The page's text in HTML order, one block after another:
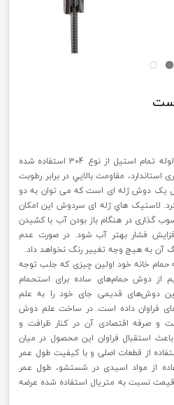
در علم دوش يونيورست دوحالته از لوله تمام استیل از نوع 304 استفاده شده
مقاومت بالايي در برابر رطوبت
يک دوش ژله ای است که می توان به دو
لاستيک هاي ژله ای سردوش اين امکان
گذاری در هنگام باز بودن آب با کشيدن
فشار بهتر آب شود. در صورت عدم
آن به هيچ وجه تغيير رنگ نخواهد داد.
حمام خانه خود اولین چیزی که جلب توجه
از دوش حمام‌‌‌‌های ساده برای استحمام
دوش‌‌‌‌های قدیمی جای خود را به علم
فراوان داده است. در ساخت علم دوش
و صرفه اقتصادی آن در کنار ظرافت و
استقبال فراوان این محصول در میان
از قطعات اصلی و با کیفیت طول عمر
از مواد اسیدی در شستشو، طول عمر
قیمت نسبت به متریال استفاده شده عرضه